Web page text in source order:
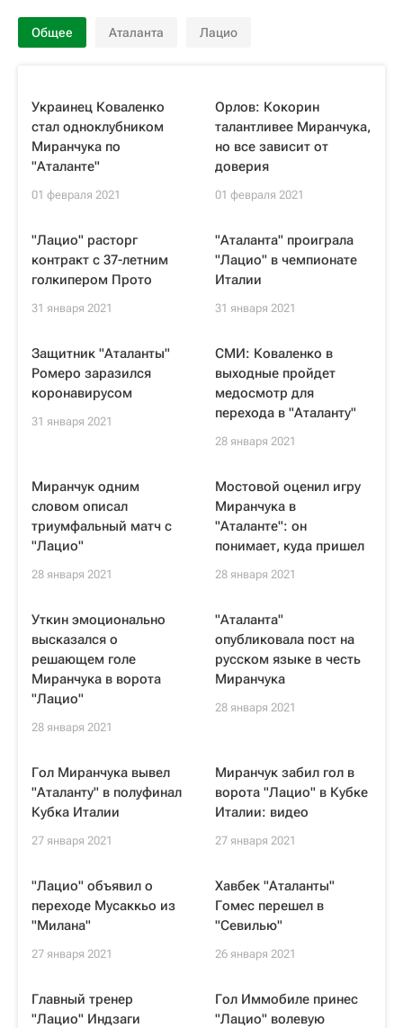
Общее Аталанта Лацио
Украинец Коваленко
стал одноклубником
Миранчука по
"Аталанте"
01 февраля 2021
Орлов: Кокорин
талантливее Миранчука,
но все зависит от
доверия
01 февраля 2021
"Лацио" расторг
контракт с 37-летним
голкипером Прото
31 января 2021
"Аталанта" проиграла
"Лацио" в чемпионате
Италии
31 января 2021
Защитник "Аталанты"
Ромеро заразился
коронавирусом
31 января 2021
СМИ: Коваленко в
выходные пройдет
медосмотр для
перехода в "Аталанту"
28 января 2021
Миранчук одним
словом описал
триумфальный матч с
"Лацио"
28 января 2021
Мостовой оценил игру
Миранчука в
"Аталанте": он
понимает, куда пришел
28 января 2021
Уткин эмоционально
высказался о
решающем голе
Миранчука в ворота
"Лацио"
28 января 2021
"Аталанта"
опубликовала пост на
русском языке в честь
Миранчука
28 января 2021
Гол Миранчука вывел
"Аталанту" в полуфинал
Кубка Италии
27 января 2021
Миранчук забил гол в
ворота "Лацио" в Кубке
Италии: видео
27 января 2021
"Лацио" объявил о
переходе Мусаккьо из
"Милана"
27 января 2021
Хавбек "Аталанты"
Гомес перешел в
"Севилью"
26 января 2021
Главный тренер
"Лацио" Индзаги
Гол Иммобиле принес
"Лацио" волевую